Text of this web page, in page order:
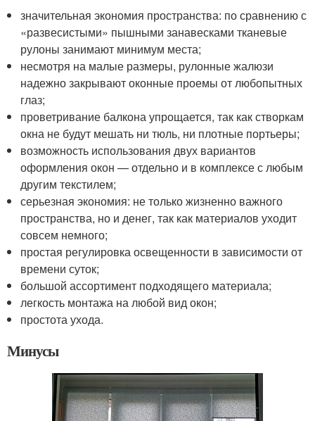
значительная экономия пространства: по сравнению с
«развесистыми» пышными занавесками тканевые
рулоны занимают минимум места;
несмотря на малые размеры, рулонные жалюзи
надежно закрывают оконные проемы от любопытных
глаз;
проветривание балкона упрощается, так как створкам
окна не будут мешать ни тюль, ни плотные портьеры;
возможность использования двух вариантов
оформления окон — отдельно и в комплексе с любым
другим текстилем;
серьезная экономия: не только жизненно важного
пространства, но и денег, так как материалов уходит
совсем немного;
простая регулировка освещенности в зависимости от
времени суток;
большой ассортимент подходящего материала;
легкость монтажа на любой вид окон;
простота ухода.
Минусы